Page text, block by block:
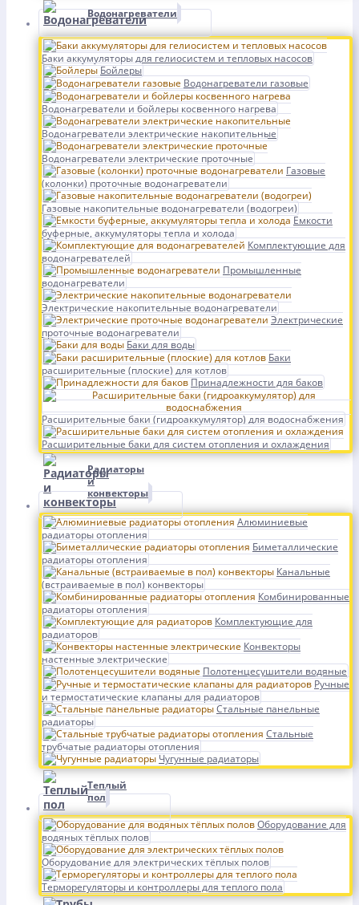
Водонагреватели
Баки аккумуляторы для гелиосистем и тепловых насосов
Бойлеры
Водонагреватели газовые
Водонагреватели и бойлеры косвенного нагрева
Водонагреватели электрические накопительные
Водонагреватели электрические проточные
Газовые
(колонки) проточные водонагреватели
Газовые накопительные водонагреватели (водогреи)
Емкости
буферные, аккумуляторы тепла и холода
Комплектующие для
водонагревателей
Промышленные
водонагреватели
Электрические накопительные водонагреватели
Электрические
проточные водонагреватели
Баки для воды
Баки
расширительные (плоские) для котлов
Принадлежности для баков
Расширительные баки (гидроаккумулятор) для водоснабжения
Расширительные баки для систем отопления и охлаждения
Радиаторы
и
конвекторы
Алюминиевые
радиаторы отопления
Биметаллические
радиаторы отопления
Канальные
(встраиваемые в пол) конвекторы
Комбинированные
радиаторы отопления
Комплектующие для
радиаторов
Конвекторы
настенные электрические
Полотенцесушители водяные
Ручные
и термостатические клапаны для радиаторов
Стальные панельные
радиаторы
Стальные
трубчатые радиаторы отопления
Чугунные радиаторы
Теплый
пол
Оборудование для
водяных тёплых полов
Оборудование для электрических тёплых полов
Терморегуляторы и контроллеры для теплого пола